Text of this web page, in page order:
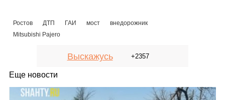
Ростов ДТП ГАИ мост
внедорожник
Mitsubishi Pajero
Выскажусь +2357
Еще новости